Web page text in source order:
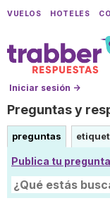
VUELOS HOTELES
Iniciar sesión →
Preguntas y
preguntas
Publica tu pregunta